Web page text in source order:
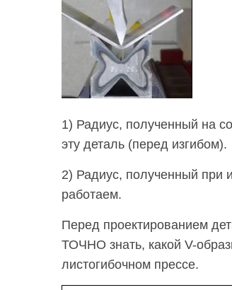
1) Радиус, полученный на
эту деталь (перед изгибом).
2) Радиус, полученный при
работаем.
Перед проектированием
ТОЧНО знать, какой V-
листогибочном прессе.